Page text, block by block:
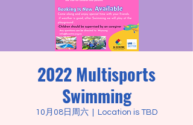
2022 Multisports
Swimming
10月08日周六 Location is TBD